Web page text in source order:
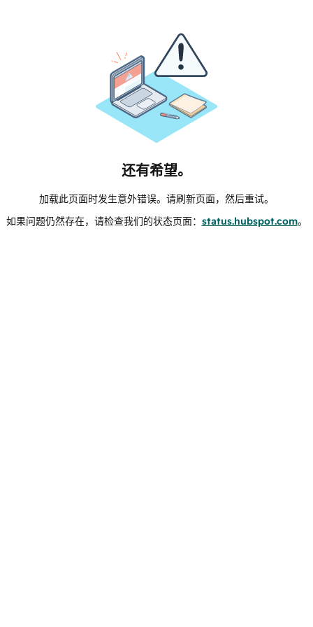
还有希望。
加载此页面时发生意外错误。请刷新页面，然后重试。
如果问题仍然存在，请检查我们的状态页面： status.hubspot.com。